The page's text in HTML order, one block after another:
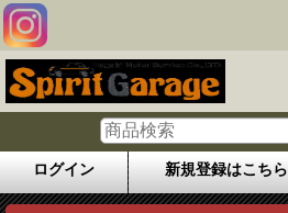
ログイン 新規登録はこちら